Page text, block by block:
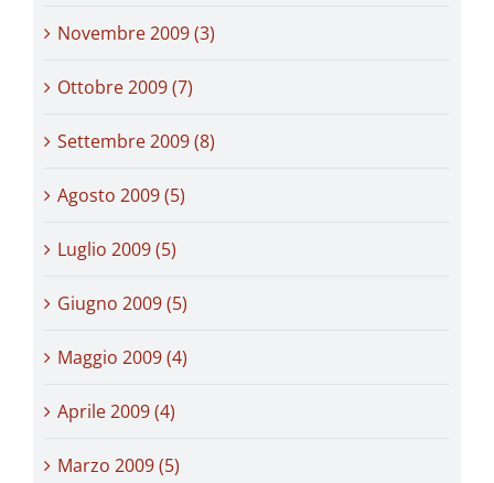
Novembre 2009 (3)
Ottobre 2009 (7)
Settembre 2009 (8)
Agosto 2009 (5)
Luglio 2009 (5)
Giugno 2009 (5)
Maggio 2009 (4)
Aprile 2009 (4)
Marzo 2009 (5)